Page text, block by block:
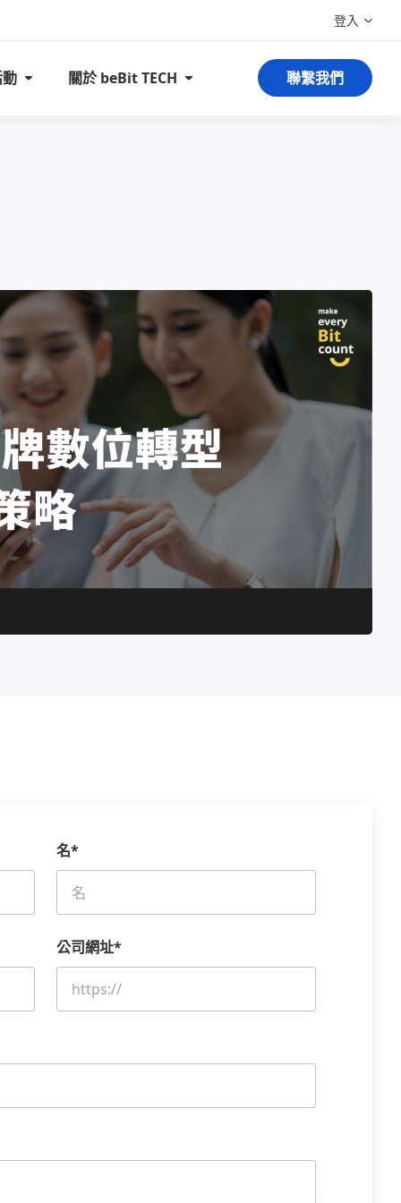
關於 beBit TECH
登入
聯繫我們
名*
公司網址*